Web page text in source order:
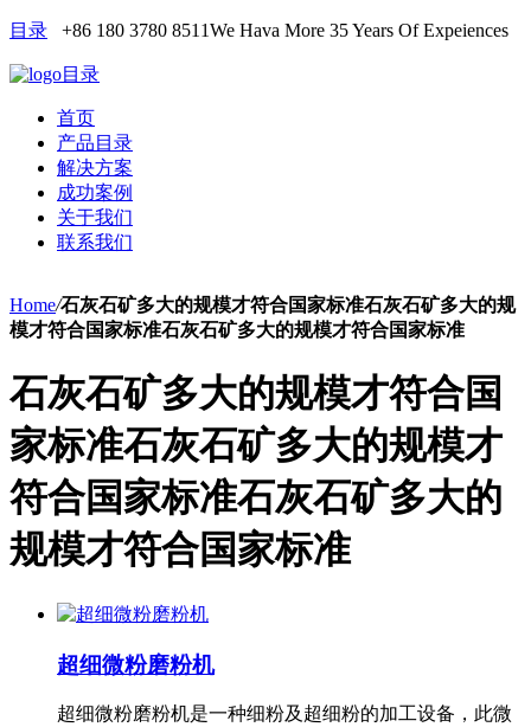
目录 +86 180 3780 8511We Hava More 35 Years Of Expeiences
目录
首页
产品目录
解决方案
成功案例
关于我们
联系我们
Home/石灰石矿多大的规模才符合国家标准石灰石矿多大的规
模才符合国家标准石灰石矿多大的规模才符合国家标准
石灰石矿多大的规模才符合国
家标准石灰石矿多大的规模才
符合国家标准石灰石矿多大的
规模才符合国家标准
超细微粉磨粉机
超细微粉磨粉机是一种细粉及超细粉的加工设备，此微